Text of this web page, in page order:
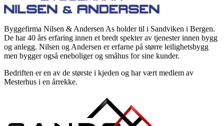
Byggefirma Nilsen & Andersen As holder til i Sandviken i Bergen.
De har 40 års erfaring innen et bredt spekter av tjenester innen bygg
og anlegg. Nilsen og Andersen er erfarne på større leilighetsbygg
men bygger også eneboliger og småhus for sine kunder.
Bedriften er en av de største i kjeden og har vært medlem av
Mesterhus i en årrekke.